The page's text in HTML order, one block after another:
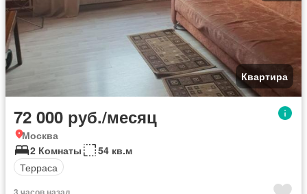
Квартира
72 000 руб./месяц
Москва
2 Комнаты
54 кв.м
Терраса